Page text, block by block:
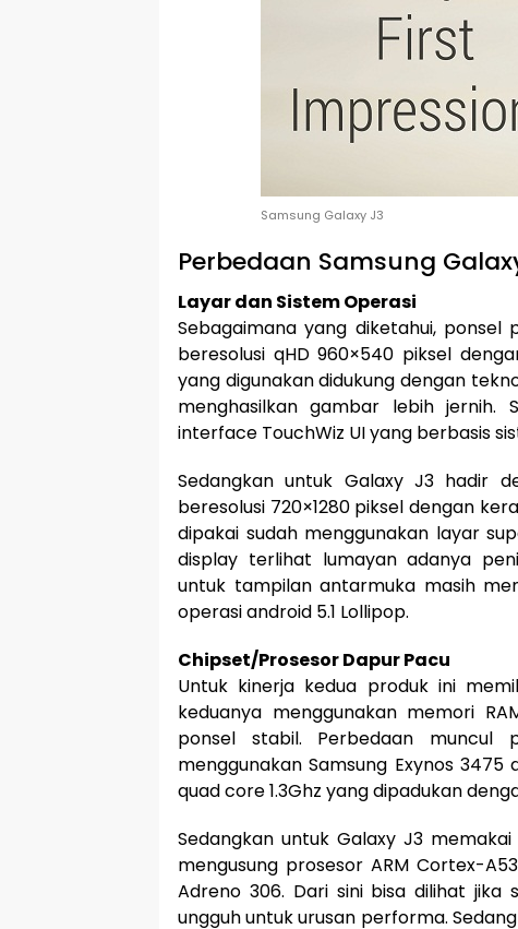
Samsung Galaxy J3
Perbedaan Samsung
Layar dan Sistem Operasi
Sebagaimana yang diketahui,
beresolusi qHD 960×540 piksel
yang digunakan didukung dengan
menghasilkan gambar lebih jernih.
interface TouchWiz UI yang berbasis
Sedangkan untuk Galaxy J3 hadir
beresolusi 720×1280 piksel dengan
dipakai sudah menggunakan layar
display terlihat lumayan adanya
untuk tampilan antarmuka masih
operasi android 5.1 Lollipop.
Chipset/Prosesor Dapur Pacu
Untuk kinerja kedua produk ini
keduanya menggunakan memori
ponsel stabil. Perbedaan muncul
menggunakan Samsung Exynos
quad core 1.3Ghz yang dipadukan
Sedangkan untuk Galaxy J3
mengusung prosesor ARM Cortex-
Adreno 306. Dari sini bisa dilihat jika
ungguh untuk urusan performa.